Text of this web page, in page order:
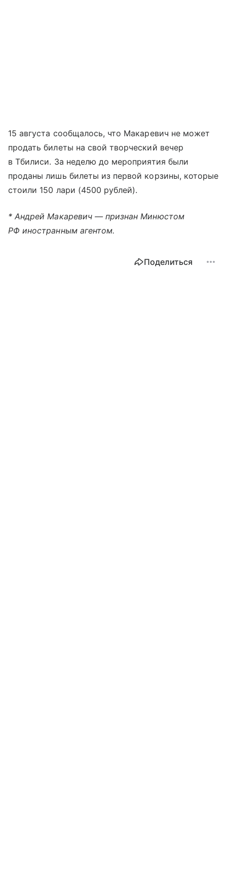
15 августа сообщалось, что Макаревич не может
продать билеты на свой творческий вечер
в Тбилиси. За неделю до мероприятия были
проданы лишь билеты из первой корзины, которые
стоили 150 лари (4500 рублей).
* Андрей Макаревич — признан Минюстом
РФ иностранным агентом.
Поделиться